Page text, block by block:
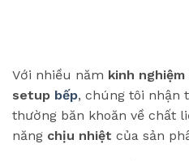
Với nhiều năm kinh nghiệm
setup bếp, chúng tôi nhận
thường băn khoăn về chất
năng chịu nhiệt của sản